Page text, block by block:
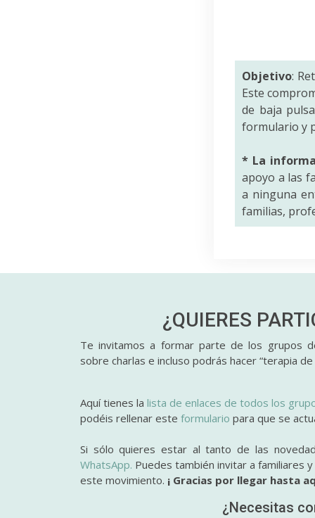
Objetivo:
Este
de baja
formulario y
* La
apoyo a las
a ninguna
familias,
¿QUIERES
Te invitamos a formar parte de los grupos
sobre charlas e incluso podrás hacer “terapia de
Aquí tienes lalista de enlaces de todos los
podéis rellenar este formulario para que se
Si sólo quieres estar al tanto de las
WhatsApp. Puedes también invitar a familiares
este movimiento. ¡ Gracias por llegar hasta
¿Necesitas